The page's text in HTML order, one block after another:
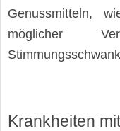
Genussmitteln,
möglicher
Krankheiten